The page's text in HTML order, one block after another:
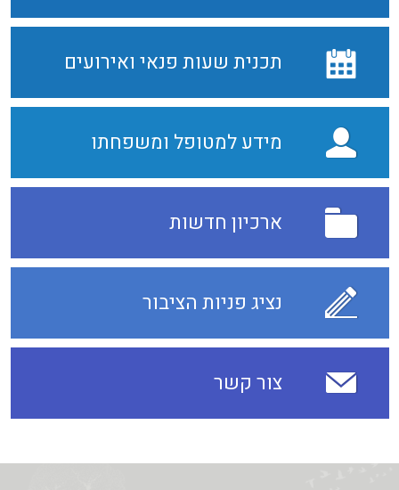
תכנית שעות פנאי ואירועים
מידע למטופל ומשפחתו
ארכיון חדשות
נציג פניות הציבור
צור קשר